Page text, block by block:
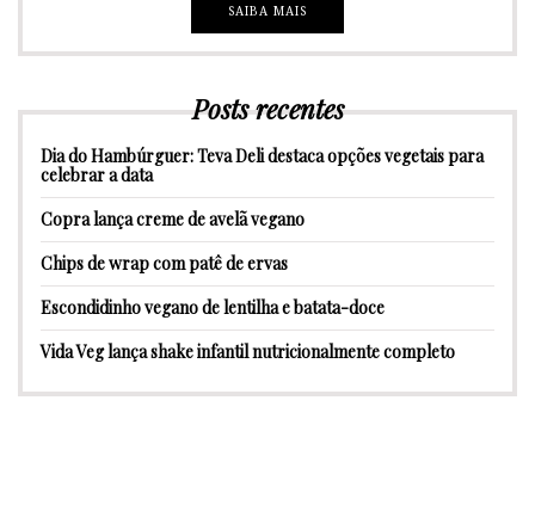
SAIBA MAIS
Posts recentes
Dia do Hambúrguer: Teva Deli destaca opções vegetais para
celebrar a data
Copra lança creme de avelã vegano
Chips de wrap com patê de ervas
Escondidinho vegano de lentilha e batata-doce
Vida Veg lança shake infantil nutricionalmente completo